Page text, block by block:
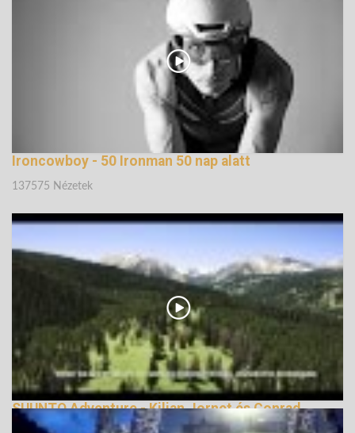
Ironcowboy - 50 Ironman 50 nap alatt
137575 Nézetek
SUUNTO Adventure - Kilian Jornet és Conrad
Stolz